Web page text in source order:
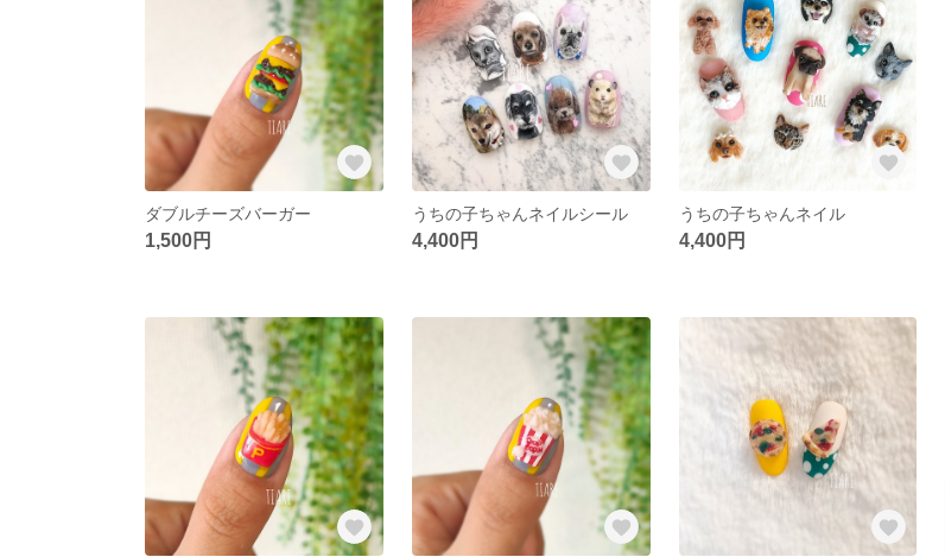
ダブルチーズバーガー
1,500円
うちの子ちゃんネイルシール
4,400円
うちの子ちゃんネイル
4,400円